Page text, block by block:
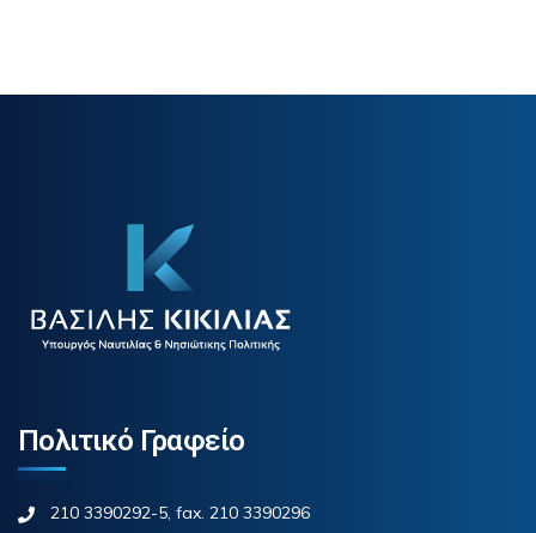
Πολιτικό Γραφείο
210 3390292-5, fax. 210 3390296